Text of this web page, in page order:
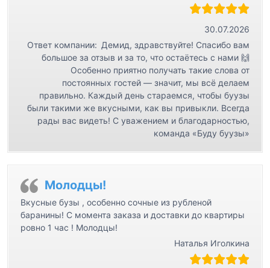
30.07.2026
Ответ компании: Демид, здравствуйте! Спасибо вам
большое за отзыв и за то, что остаётесь с нами 🙌
Особенно приятно получать такие слова от
постоянных гостей — значит, мы всё делаем
правильно. Каждый день стараемся, чтобы буузы
были такими же вкусными, как вы привыкли. Всегда
рады вас видеть! С уважением и благодарностью,
команда «Буду буузы»
Молодцы!
Вкусные бузы , особенно сочные из рубленой
баранины! С момента заказа и доставки до квартиры
ровно 1 час ! Молодцы!
Наталья Иголкина